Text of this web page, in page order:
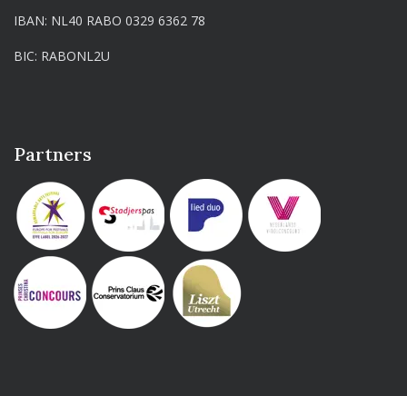
IBAN: NL40 RABO 0329 6362 78
BIC: RABONL2U
Partners